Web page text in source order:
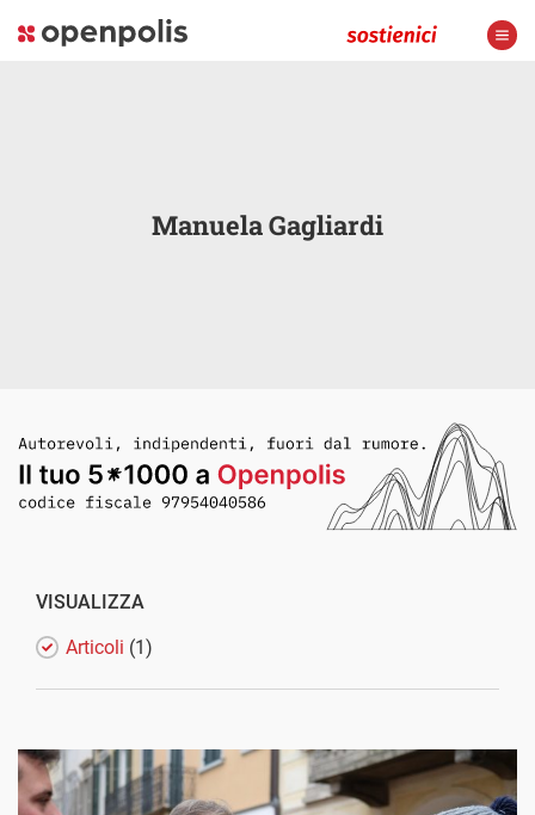
Manuela Gagliardi
VISUALIZZA
Articoli (1)